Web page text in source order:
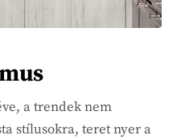
a trendek nem
stílusokra, teret nyer a